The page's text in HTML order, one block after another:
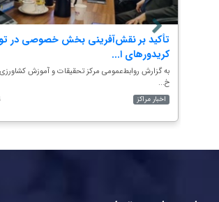
تأکید بر نقش‌آفرینی بخش خصوصی در
کریدورهای ا...
به گزارش روابط‌عمومی مرکز تحقیقات و آموزش کشاورزی
خ...
اخبار مراکز